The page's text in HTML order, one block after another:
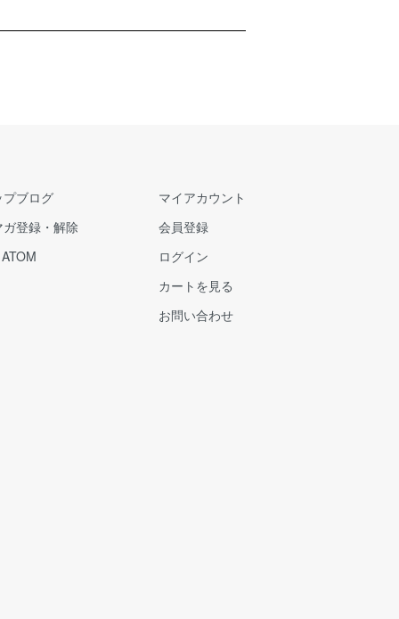
プブログ
ガ登録・解除
ATOM
マイアカウント
会員登録
ログイン
カートを見る
お問い合わせ